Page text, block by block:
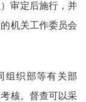
审定后施行，并
机关工作委员会
织部等有关部
核。督查可以采